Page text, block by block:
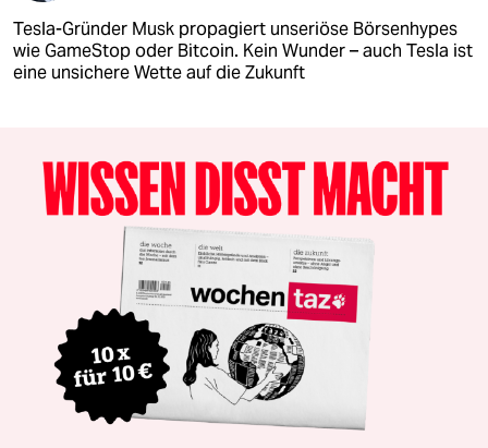
Tesla-Gründer Musk propagiert unseriöse Börsenhypes
wie GameStop oder Bitcoin. Kein Wunder – auch Tesla ist
eine unsichere Wette auf die Zukunft